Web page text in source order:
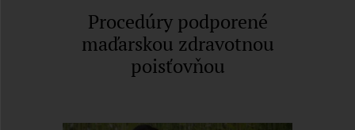
Procedúry podporené
maďarskou zdravotnou
poisťovňou